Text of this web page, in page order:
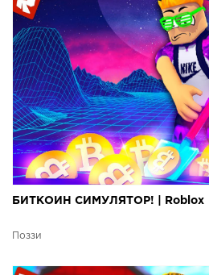
БИТКОИН СИМУЛЯТОР! | Roblox
Поззи